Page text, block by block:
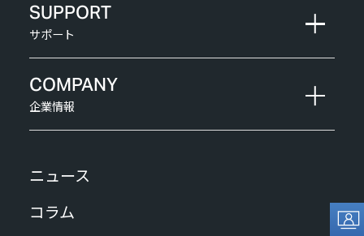
SUPPORT
サポート
COMPANY
企業情報
ニュース
コラム